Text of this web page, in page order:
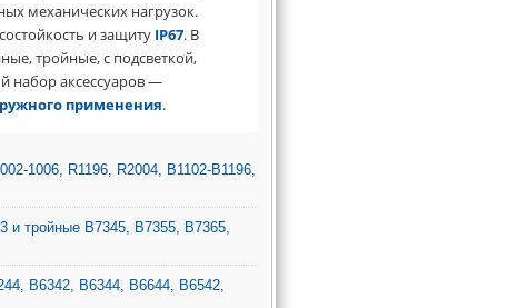
механических нагрузок.
и защиту IP67. В
тройные, с подсветкой,
набор аксессуаров —
применения.
1006, R1196, R2004, B1102-B1196,
и тройные B7345, B7355, B7365,
B6342, B6344, B6644, B6542,